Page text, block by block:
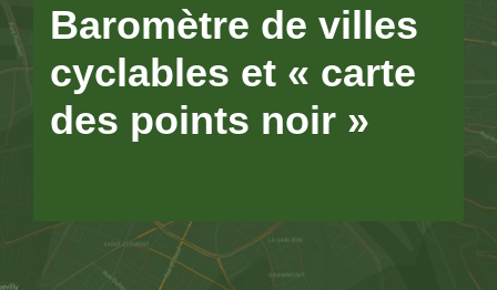
Baromètre de villes
cyclables et « carte
des points noir »